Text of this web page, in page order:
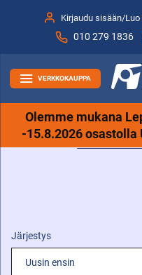
sisältöön
Kirjaudu sisään/Luo
010 279 1836
VERKKOKAUPPA
Olemme mukana
-15.8.2026
Järjestys